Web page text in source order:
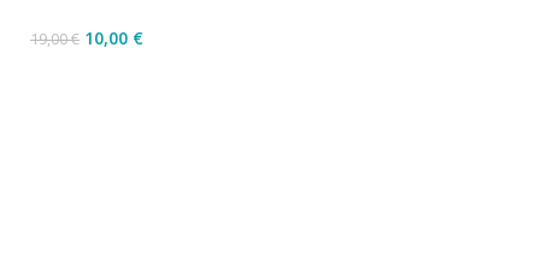
19,00€ 10,00 €